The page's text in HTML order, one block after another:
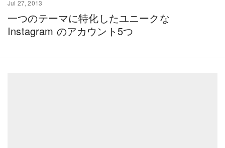
Jul 27, 2013
一つのテーマに特化したユニークな
Instagram のアカウント5つ